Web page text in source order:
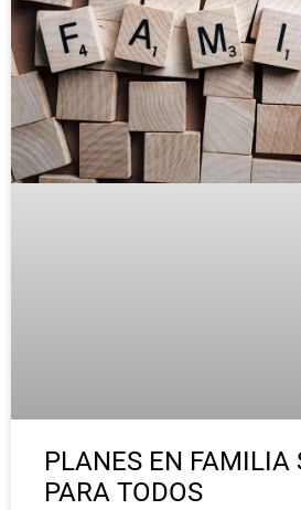
PLANES EN FAMILIA
PARA TODOS